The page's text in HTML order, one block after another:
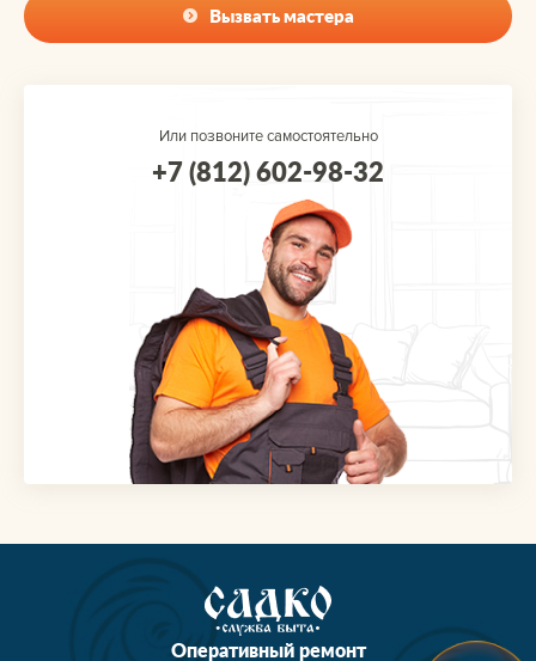
Вызвать мастера
Или позвоните самостоятельно
+7 (812) 602-98-32
Оперативный ремонт